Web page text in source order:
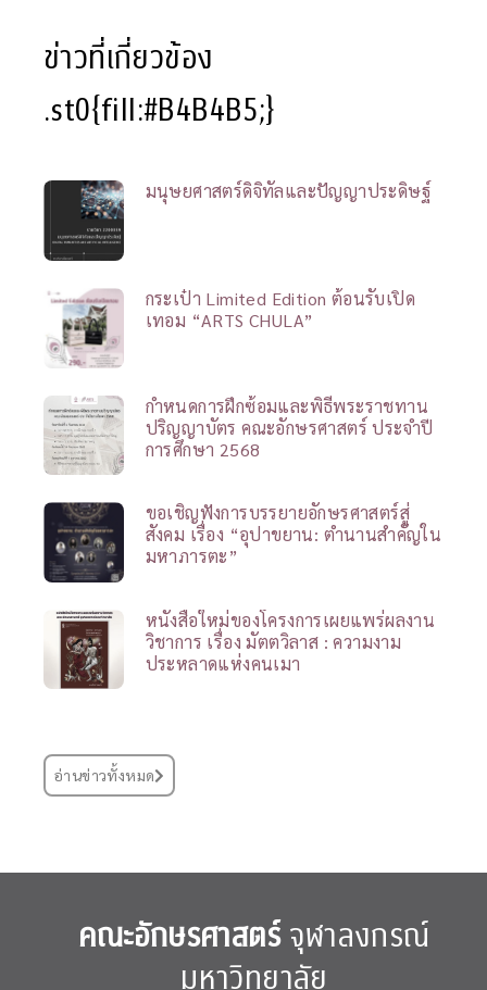
ข่าวที่เกี่ยวข้อง
.st0{fill:#B4B4B5;}
มนุษยศาสตร์ดิจิทัลและปัญญาประดิษฐ์
กระเป๋า Limited Edition ต้อนรับเปิด
เทอม “ARTS CHULA”
กำหนดการฝึกซ้อมและพิธีพระราชทาน
ปริญญาบัตร คณะอักษรศาสตร์ ประจำปี
การศึกษา 2568
ขอเชิญฟังการบรรยายอักษรศาสตร์สู่
สังคม เรื่อง “อุปาขยาน: ตำนานสำคัญใน
มหาภารตะ”
หนังสือใหม่ของโครงการเผยแพร่ผลงาน
วิชาการ เรื่อง มัตตวิลาส : ความงาม
ประหลาดแห่งคนเมา
อ่านข่าวทั้งหมด
คณะอักษรศาสตร์จุฬาลงกรณ์
มหาวิทยาลัย